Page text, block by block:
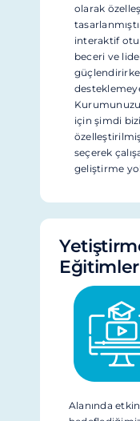
olarak
interaktif
beceri ve
için şimdi
seçerek
geliştirme
Eğitimler
Alanında